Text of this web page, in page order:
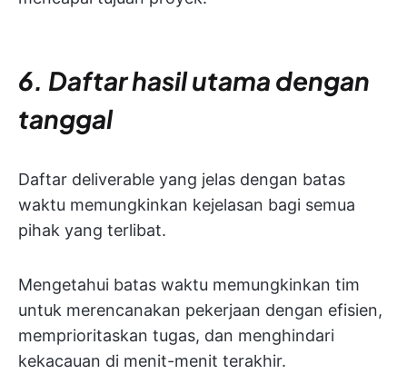
6. Daftar hasil utama dengan
tanggal
Daftar deliverable yang jelas dengan batas
waktu memungkinkan kejelasan bagi semua
pihak yang terlibat.
Mengetahui batas waktu memungkinkan tim
untuk merencanakan pekerjaan dengan efisien,
memprioritaskan tugas, dan menghindari
kekacauan di menit-menit terakhir.